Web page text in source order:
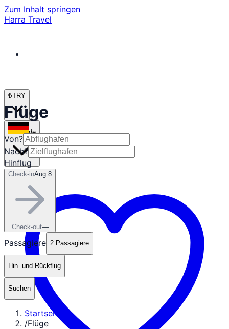
Zum Inhalt springen
Harra Travel
₺TRY
de
Flüge
Von?
Nach?
Hinflug
Check-inAug 8
Check-out—
Passagiere 2 Passagiere
Hin- und Rückflug
Suchen
Startseite
/Flüge